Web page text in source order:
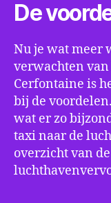
De
Nu je wat meer
verwachten
Cerfontaine is
bij de
wat er zo
taxi naar de
overzicht van